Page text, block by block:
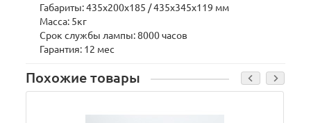
Габариты: 435x200x185 / 435х345х119 мм
Масса: 5кг
Срок службы лампы: 8000 часов
Гарантия: 12 мес
Похожие товары